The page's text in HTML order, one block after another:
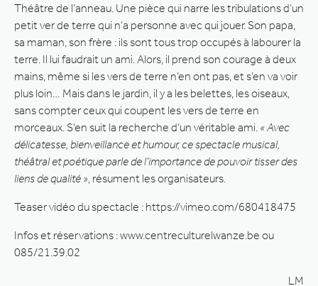
Théâtre de l’anneau. Une pièce qui narre les tribulations d’un
petit ver de terre qui n’a personne avec qui jouer. Son papa,
sa maman, son frère : ils sont tous trop occupés à labourer la
terre. Il lui faudrait un ami. Alors, il prend son courage à deux
mains, même si les vers de terre n’en ont pas, et s’en va voir
plus loin… Mais dans le jardin, il y a les belettes, les oiseaux,
sans compter ceux qui coupent les vers de terre en
morceaux. S’en suit la recherche d’un véritable ami. « Avec
délicatesse, bienveillance et humour, ce spectacle musical,
théâtral et poétique parle de l’importance de pouvoir tisser des
liens de qualité » , résument les organisateurs.
Teaser vidéo du spectacle : https://vimeo.com/680418475
Infos et réservations : www.centreculturelwanze.be ou
085/21.39.02
LM